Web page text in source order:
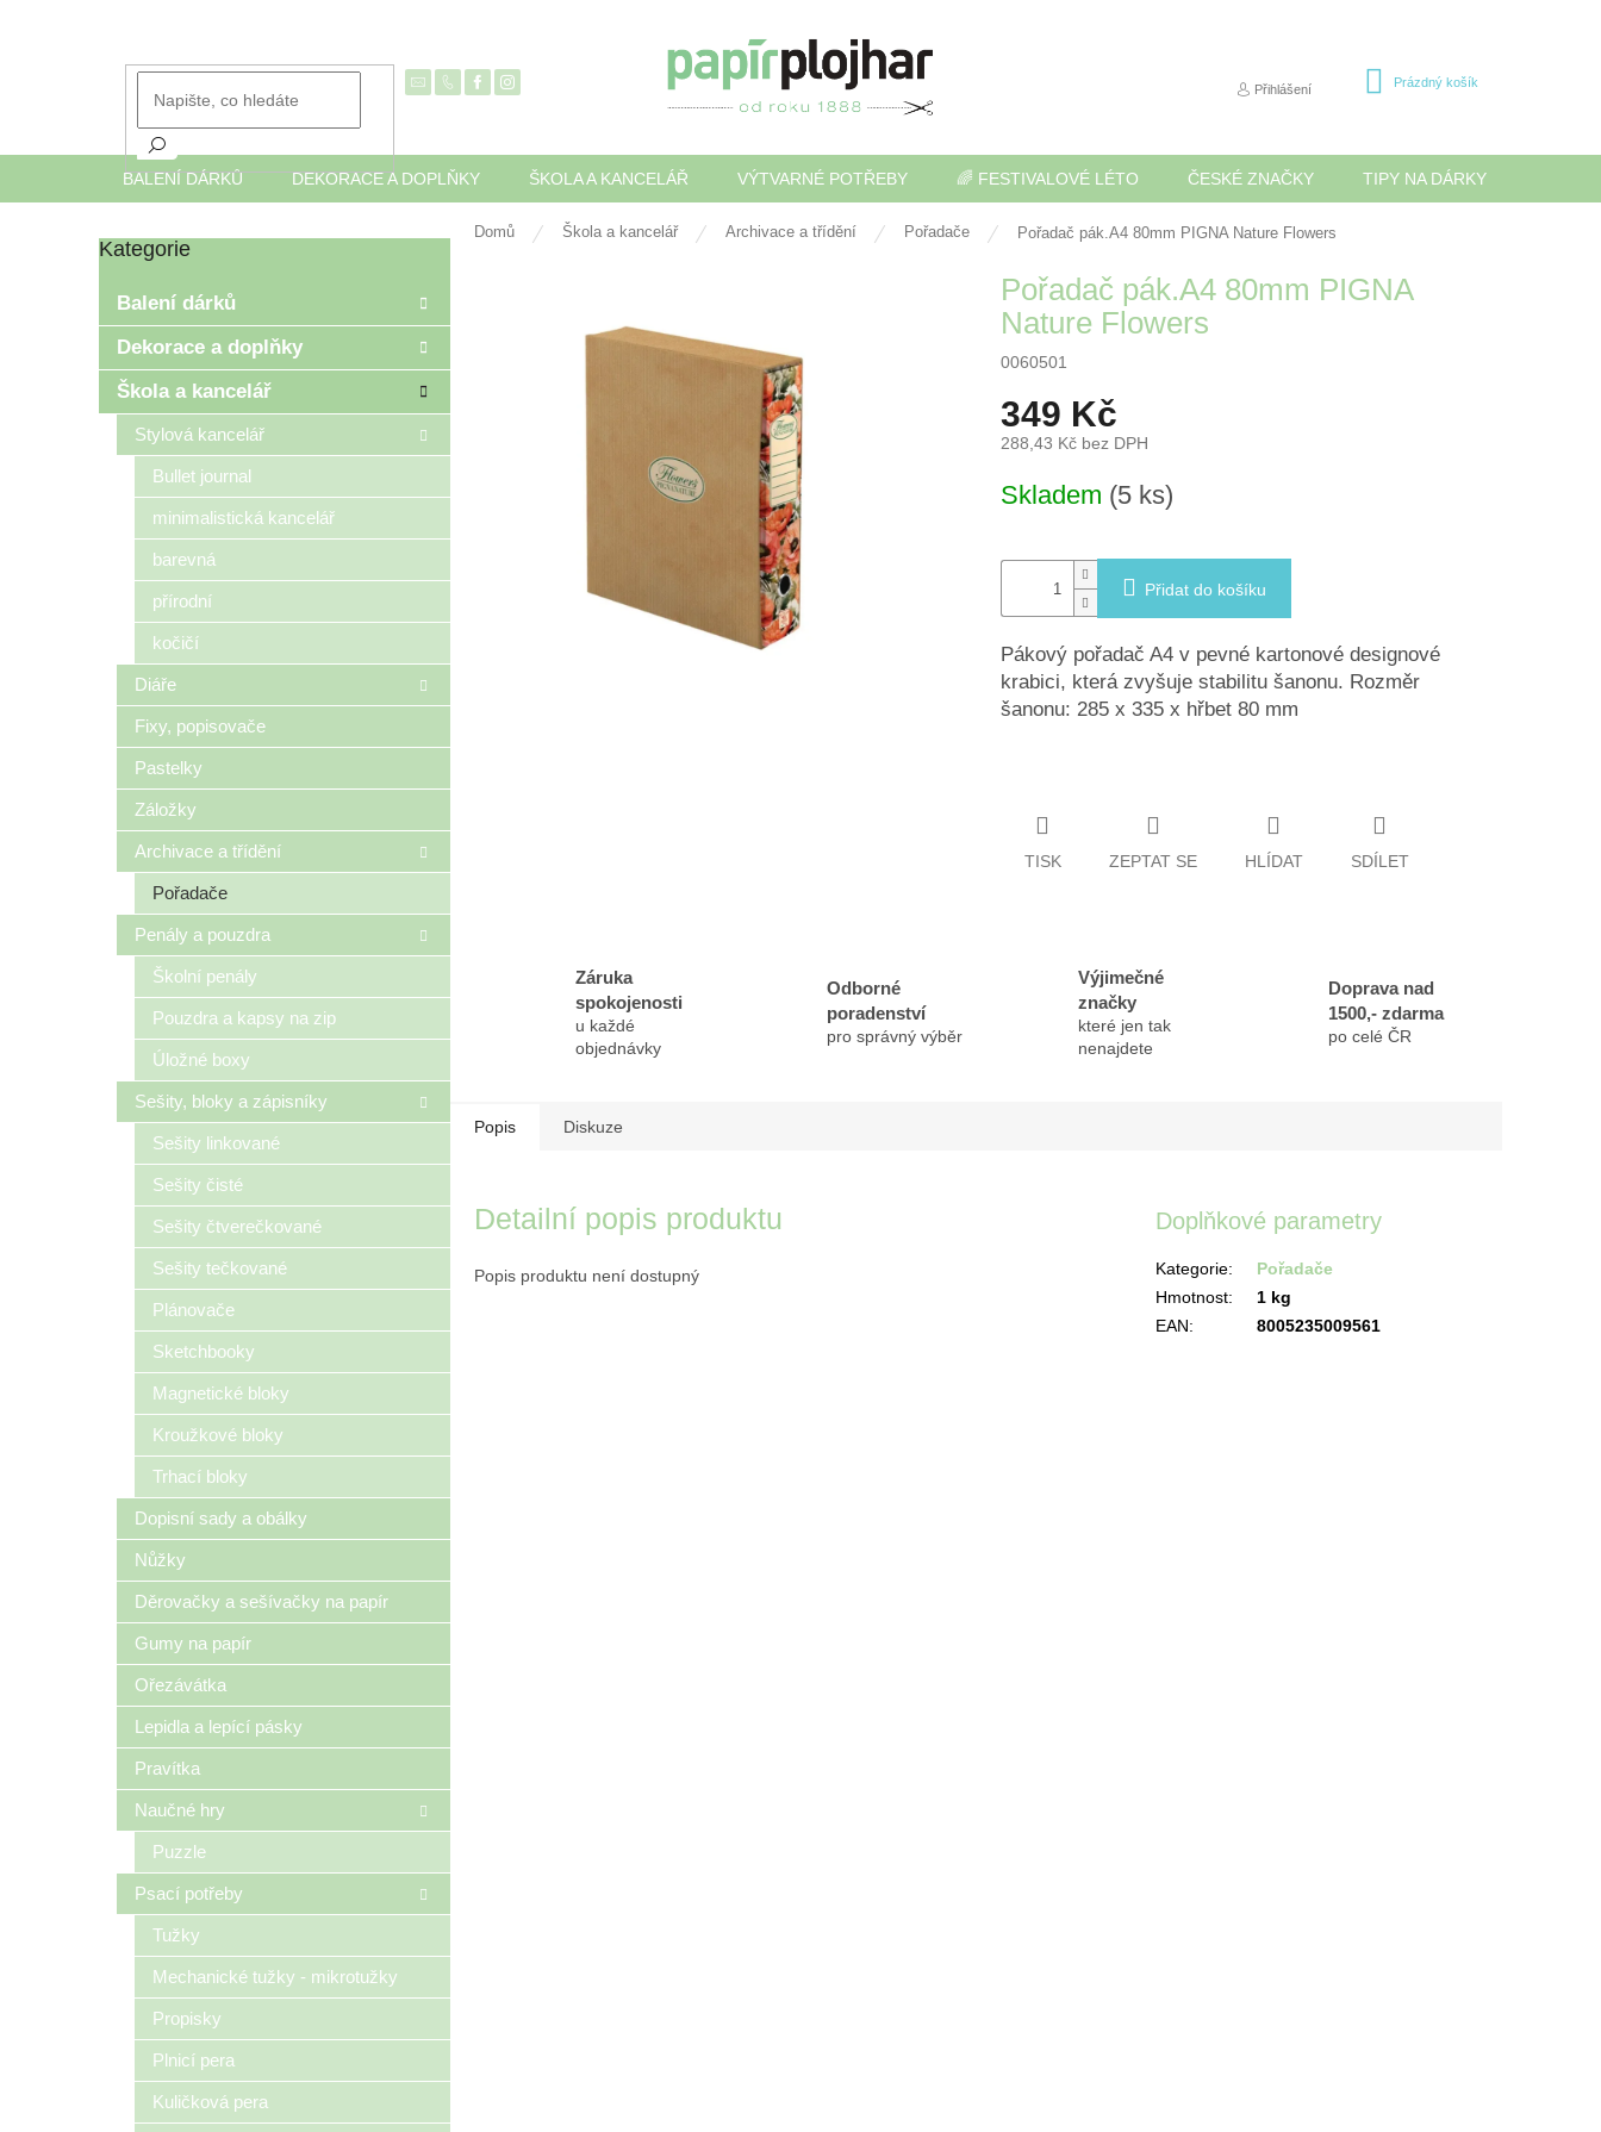
Přihlášení
NÁKUPNÍ
Prázdný košík
BALENÍ DÁRKŮ DEKORACE A DOPLŇKY ŠKOLA A KANCELÁŘ VÝTVARNÉ POTŘEBY 🌈 FESTIVALOVÉ LÉTO ČESKÉ ZNAČKY TIPY NA DÁRKY
Domů Škola a kancelář Archivace a třídění Pořadače Pořadač pák.A4 80mm PIGNA Nature Flowers
P
r
n
Přeskočit
Kategorie
Balení dárků
Dekorace a doplňky
Škola a kancelář
Stylová kancelář
Bullet journal
minimalistická kancelář
barevná
přírodní
kočičí
Diáře
Fixy, popisovače
Pastelky
Záložky
Archivace a třídění
Pořadače
Penály a pouzdra
Školní penály
Pouzdra a kapsy na zip
Úložné boxy
Sešity, bloky a zápisníky
Sešity linkované
Sešity čisté
Sešity čtverečkované
Sešity tečkované
Plánovače
Sketchbooky
Magnetické bloky
Kroužkové bloky
Trhací bloky
Dopisní sady a obálky
Nůžky
Děrovačky a sešívačky na papír
Gumy na papír
Ořezávátka
Lepidla a lepící pásky
Pravítka
Naučné hry
Puzzle
Psací potřeby
Tužky
Mechanické tužky - mikrotužky
Propisky
Plnicí pera
Kuličková pera
Pořadač pák.A4 80mm PIGNA
Nature Flowers
0060501
349 Kč
288,43 Kč bez DPH
cena:
Skladem (5 ks)
Přidat do košíku
Pákový pořadač A4 v pevné kartonové designové
krabici, která zvyšuje stabilitu šanonu. Rozměr
šanonu: 285 x 335 x hřbet 80 mm
TISK ZEPTAT SE HLÍDAT SDÍLET
Záruka
spokojenosti
u každé
objednávky
Odborné
poradenství
pro správný výběr
Výjimečné
značky
které jen tak
nenajdete
Doprava nad
1500,- zdarma
po celé ČR
Popis Diskuze
Detailní popis produktu
Popis produktu není dostupný
Doplňkové parametry
Kategorie:
Pořadače
Hmotnost:
1 kg
EAN: 8005235009561